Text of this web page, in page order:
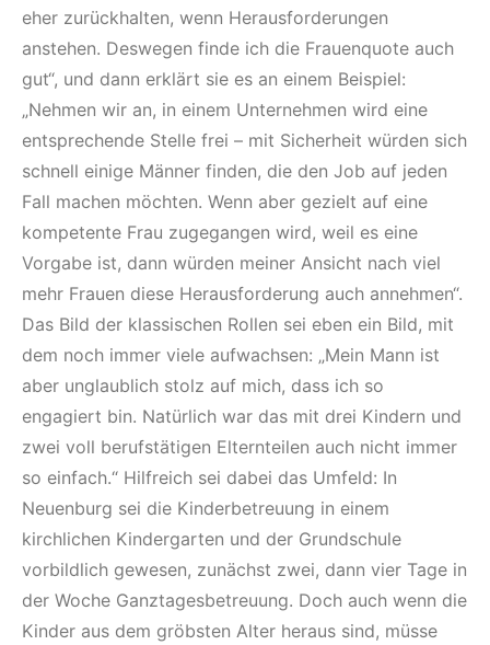
eher zurückhalten, wenn Herausforderungen
anstehen. Deswegen finde ich die Frauenquote auch
gut“, und dann erklärt sie es an einem Beispiel:
„Nehmen wir an, in einem Unternehmen wird eine
entsprechende Stelle frei – mit Sicherheit würden sich
schnell einige Männer finden, die den Job auf jeden
Fall machen möchten. Wenn aber gezielt auf eine
kompetente Frau zugegangen wird, weil es eine
Vorgabe ist, dann würden meiner Ansicht nach viel
mehr Frauen diese Herausforderung auch annehmen“.
Das Bild der klassischen Rollen sei eben ein Bild, mit
dem noch immer viele aufwachsen: „Mein Mann ist
aber unglaublich stolz auf mich, dass ich so
engagiert bin. Natürlich war das mit drei Kindern und
zwei voll berufstätigen Elternteilen auch nicht immer
so einfach.“ Hilfreich sei dabei das Umfeld: In
Neuenburg sei die Kinderbetreuung in einem
kirchlichen Kindergarten und der Grundschule
vorbildlich gewesen, zunächst zwei, dann vier Tage in
der Woche Ganztagesbetreuung. Doch auch wenn die
Kinder aus dem gröbsten Alter heraus sind, müsse